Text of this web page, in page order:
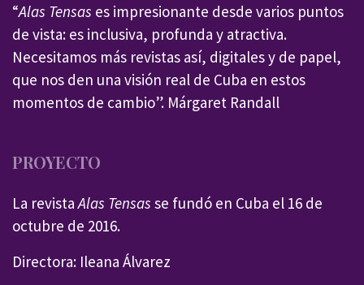
“Alas Tensas es impresionante desde varios puntos
de vista: es inclusiva, profunda y atractiva.
Necesitamos más revistas así, digitales y de papel,
que nos den una visión real de Cuba en estos
momentos de cambio”. Márgaret Randall
PROYECTO
La revistaAlas Tensas se fundó en Cuba el 16 de
octubre de 2016.
Directora: Ileana Álvarez